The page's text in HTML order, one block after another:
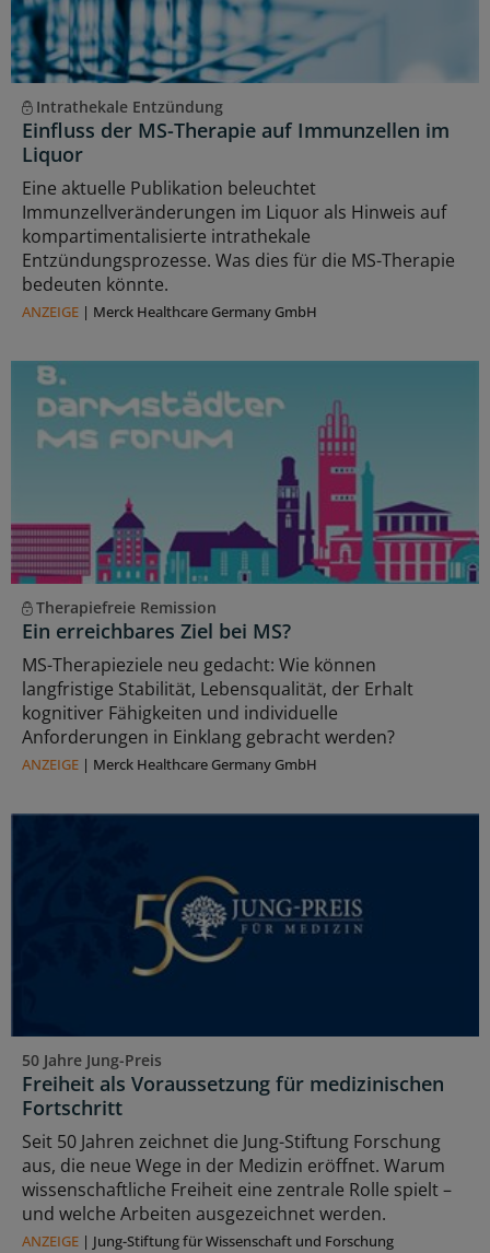
Intrathekale Entzündung
Einfluss der MS-Therapie auf Immunzellen im
Liquor
Eine aktuelle Publikation beleuchtet
Immunzellveränderungen im Liquor als Hinweis auf
kompartimentalisierte intrathekale
Entzündungsprozesse. Was dies für die MS-Therapie
bedeuten könnte.
ANZEIGE | Merck Healthcare Germany GmbH
Therapiefreie Remission
Ein erreichbares Ziel bei MS?
MS-Therapieziele neu gedacht: Wie können
langfristige Stabilität, Lebensqualität, der Erhalt
kognitiver Fähigkeiten und individuelle
Anforderungen in Einklang gebracht werden?
ANZEIGE | Merck Healthcare Germany GmbH
50 Jahre Jung-Preis
Freiheit als Voraussetzung für medizinischen
Fortschritt
Seit 50 Jahren zeichnet die Jung-Stiftung Forschung
aus, die neue Wege in der Medizin eröffnet. Warum
wissenschaftliche Freiheit eine zentrale Rolle spielt –
und welche Arbeiten ausgezeichnet werden.
ANZEIGE | Jung-Stiftung für Wissenschaft und Forschung